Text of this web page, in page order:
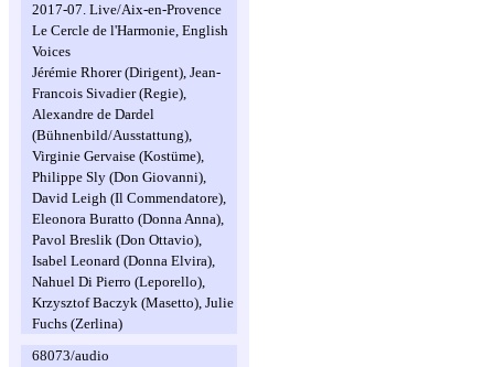
2017-07. Live/Aix-en-Provence
Le Cercle de l'Harmonie, English
Voices
Jérémie Rhorer (Dirigent), Jean-
Francois Sivadier (Regie),
Alexandre de Dardel
(Bühnenbild/Ausstattung),
Virginie Gervaise (Kostüme),
Philippe Sly (Don Giovanni),
David Leigh (Il Commendatore),
Eleonora Buratto (Donna Anna),
Pavol Breslik (Don Ottavio),
Isabel Leonard (Donna Elvira),
Nahuel Di Pierro (Leporello),
Krzysztof Baczyk (Masetto), Julie
Fuchs (Zerlina)
68073/audio